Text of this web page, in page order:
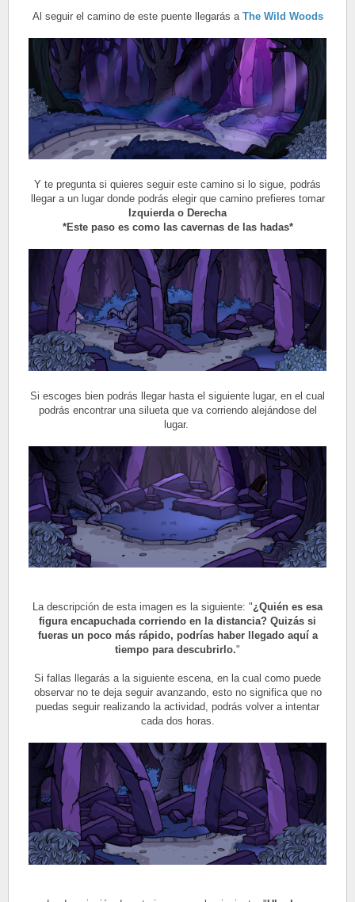
Al seguir el camino de este puente llegarás a The Wild Woods
Y te pregunta si quieres seguir este camino si lo sigue, podrás
llegar a un lugar donde podrás elegir que camino prefieres tomar
Izquierda o Derecha
*Este paso es como las cavernas de las hadas*
Si escoges bien podrás llegar hasta el siguiente lugar, en el cual
podrás encontrar una silueta que va corriendo alejándose del
lugar.
La descripción de esta imagen es la siguiente: "¿Quién es esa
figura encapuchada corriendo en la distancia? Quizás si
fueras un poco más rápido, podrías haber llegado aquí a
tiempo para descubrirlo."
Si fallas llegarás a la siguiente escena, en la cual como puede
observar no te deja seguir avanzando, esto no significa que no
puedas seguir realizando la actividad, podrás volver a intentar
cada dos horas.